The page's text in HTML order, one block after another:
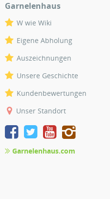
Garnelenhaus
W wie Wiki
Eigene Abholung
Auszeichnungen
Unsere Geschichte
Kundenbewertungen
Unser Standort
Garnelenhaus.com